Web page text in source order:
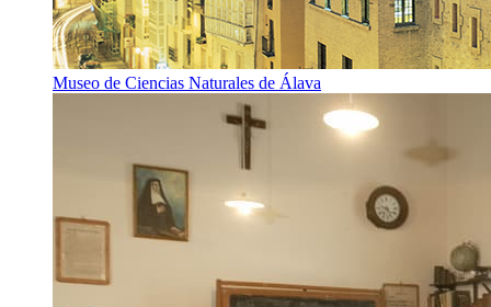
Museo de Ciencias Naturales de Álava